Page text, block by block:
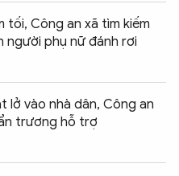
tối, Công an xã tìm kiếm
người phụ nữ đánh rơi
lở vào nhà dân, Công an
trương hỗ trợ